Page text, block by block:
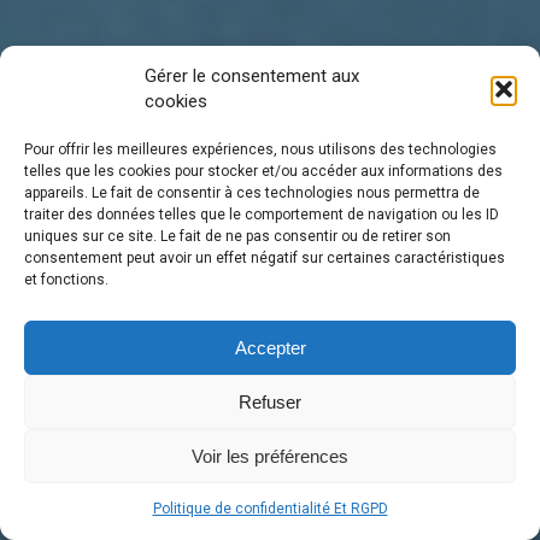
Gérer le consentement aux
cookies
Pour offrir les meilleures expériences, nous utilisons des technologies
telles que les cookies pour stocker et/ou accéder aux informations des
appareils. Le fait de consentir à ces technologies nous permettra de
traiter des données telles que le comportement de navigation ou les ID
uniques sur ce site. Le fait de ne pas consentir ou de retirer son
consentement peut avoir un effet négatif sur certaines caractéristiques
et fonctions.
Accepter
Refuser
Voir les préférences
Politique de confidentialité Et RGPD
💬 besoin d'aide